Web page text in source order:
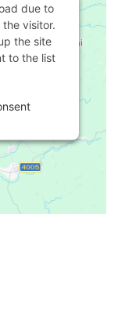
due to
visitor.
the site
to the list